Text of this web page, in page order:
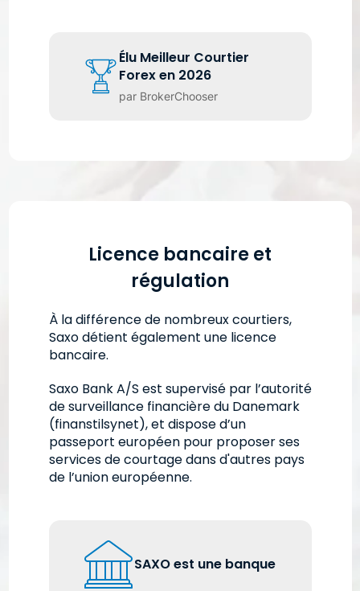
Élu Meilleur Courtier
Forex en 2026
par BrokerChooser
Licence bancaire et
régulation
À la différence de nombreux courtiers,
Saxo détient également une licence
bancaire.
Saxo Bank A/S est supervisé par l’autorité
de surveillance financière du Danemark
(finanstilsynet), et dispose d’un
passeport européen pour proposer ses
services de courtage dans d'autres pays
de l’union européenne.
SAXO est une banque